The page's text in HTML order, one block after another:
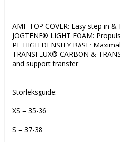
AMF TOP COVER: Easy step in
JOGTENE® LIGHT FOAM:
PE HIGH DENSITY BASE:
TRANSFLUX® CARBON &
and support transfer
Storleksguide:
XS = 35-36
S = 37-38